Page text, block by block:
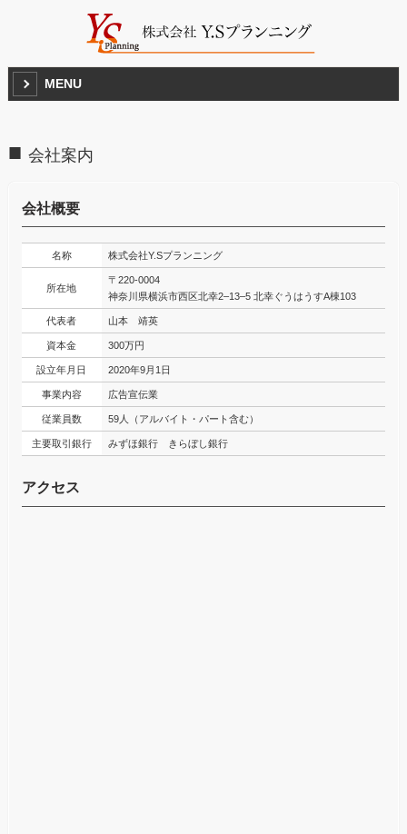
MENU
会社案内
会社概要
名称 株式会社Y.Sプランニング
所在地
〒220-0004
神奈川県横浜市西区北幸2–13–5 北幸ぐうはうすA棟103
代表者 山本 靖英
資本金 300万円
設立年月日 2020年9月1日
事業内容 広告宣伝業
従業員数 59人（アルバイト・パート含む）
主要取引銀行 みずほ銀行 きらぼし銀行
アクセス